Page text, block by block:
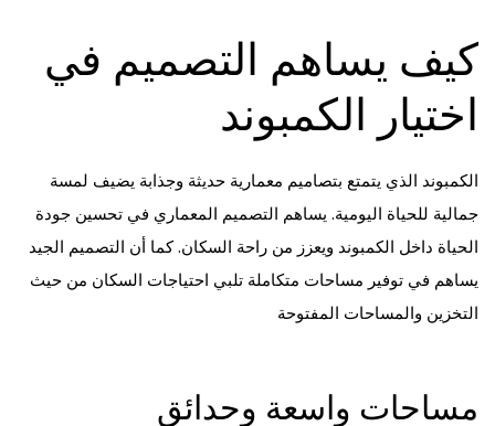
كيف يساهم التصميم في
اختيار الكمبوند
الكمبوند الذي يتمتع بتصاميم معمارية حديثة وجذابة يضيف لمسة
جمالية للحياة اليومية. يساهم التصميم المعماري في تحسين جودة
الحياة داخل الكمبوند ويعزز من راحة السكان. كما أن التصميم الجيد
يساهم في توفير مساحات متكاملة تلبي احتياجات السكان من حيث
التخزين والمساحات المفتوحة
مساحات واسعة وحدائق